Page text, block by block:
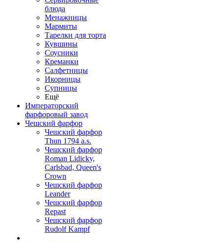
блюда
Менажницы
Мармиты
Тарелки для торта
Кувшины
Соусники
Креманки
Салфетницы
Икорницы
Супницы
Ещё
Императорский
фарфоровый завод
Чешский фарфор
Чешский фарфор
Thun 1794 a.s.
Чешский фарфор
Roman Lidicky,
Carlsbad, Queen's
Crown
Чешский фарфор
Leander
Чешский фарфор
Repast
Чешский фарфор
Rudolf Kampf